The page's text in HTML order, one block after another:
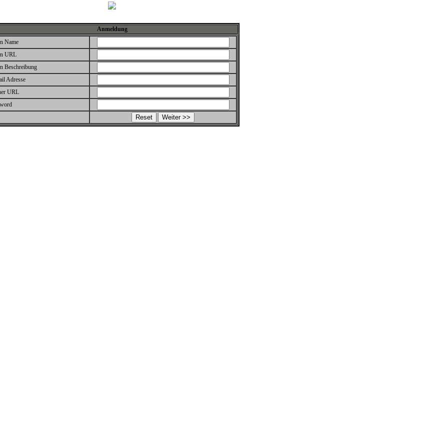
Anmeldung
Name
URL
Beschreibung
Adresse
URL